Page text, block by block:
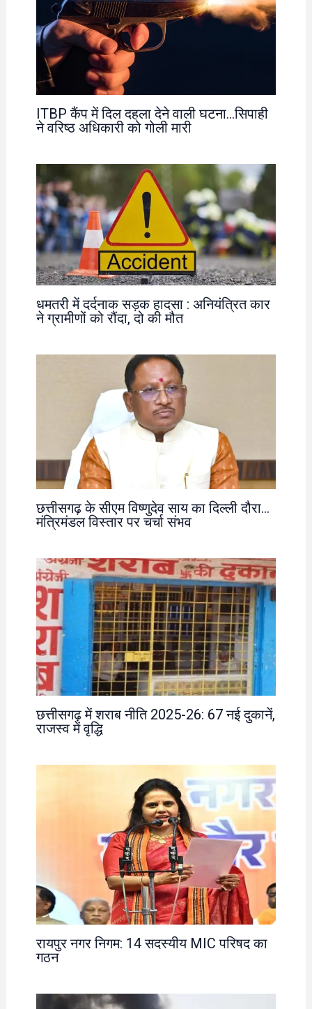
ITBP कैंप में दिल दहला देने वाली घटना…सिपाही
ने वरिष्ठ अधिकारी को गोली मारी
धमतरी में दर्दनाक सड़क हादसा : अनियंत्रित कार
ने ग्रामीणों को रौंदा, दो की मौत
छत्तीसगढ़ के सीएम विष्णुदेव साय का दिल्ली दौरा…
मंत्रिमंडल विस्तार पर चर्चा संभव
छत्तीसगढ़ में शराब नीति 2025-26: 67 नई दुकानें,
राजस्व में वृद्धि
रायपुर नगर निगम: 14 सदस्यीय MIC परिषद का
गठन